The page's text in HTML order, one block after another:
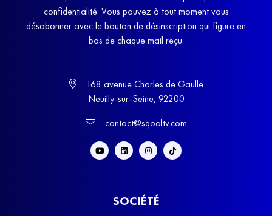
confidentialité. Vous pouvez à tout moment vous
désabonner avec le bouton de désinscription qui figure en
bas de chaque mail reçu.
168 avenue Charles de Gaulle
Neuilly-sur-Seine, 92200
contact@sqooltv.com
SOCIÉTÉ